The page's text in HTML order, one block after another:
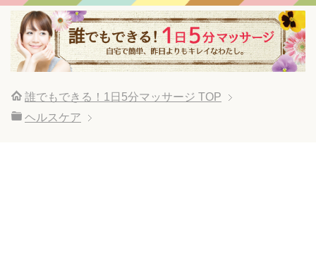
誰でもできる！1日5分マッサージ TOP
ヘルスケア